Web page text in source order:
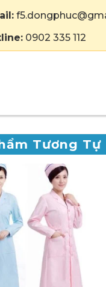
0902 335 112
Tương Tự